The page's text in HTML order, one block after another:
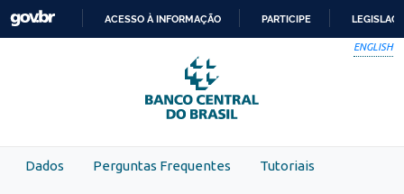
Skip to main content
PARA
O
CONTEÚDO
ACESSO À INFORMAÇÃO PARTICIPE
ENGLISH
Dados Perguntas Frequentes Tutoriais